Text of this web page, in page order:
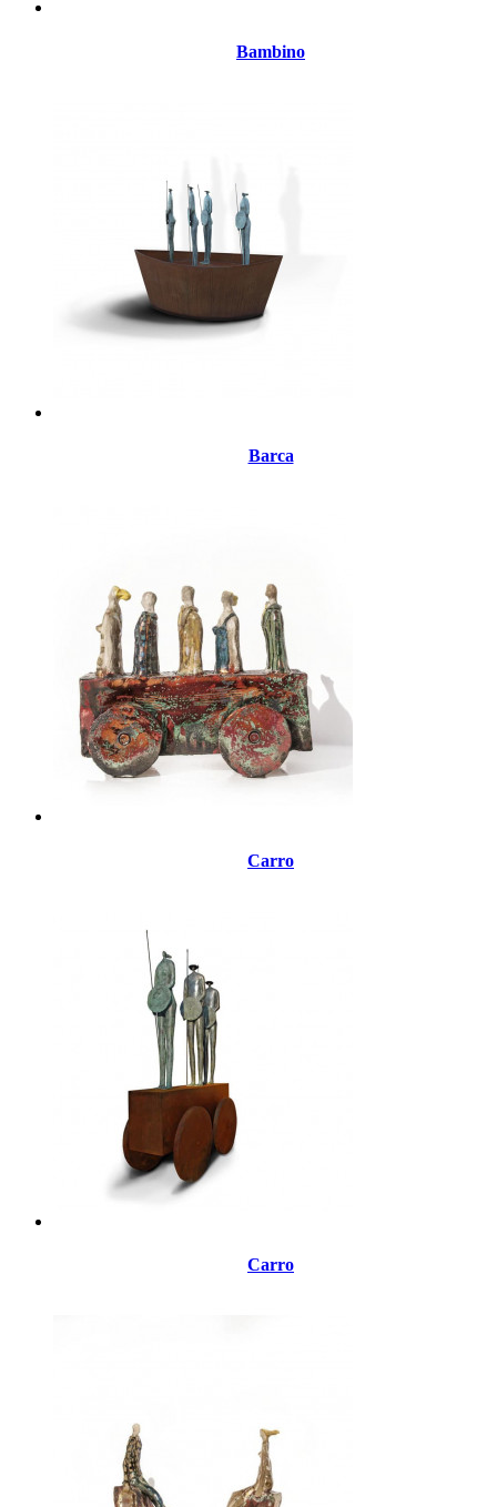
Bambino
Barca
Carro
Carro